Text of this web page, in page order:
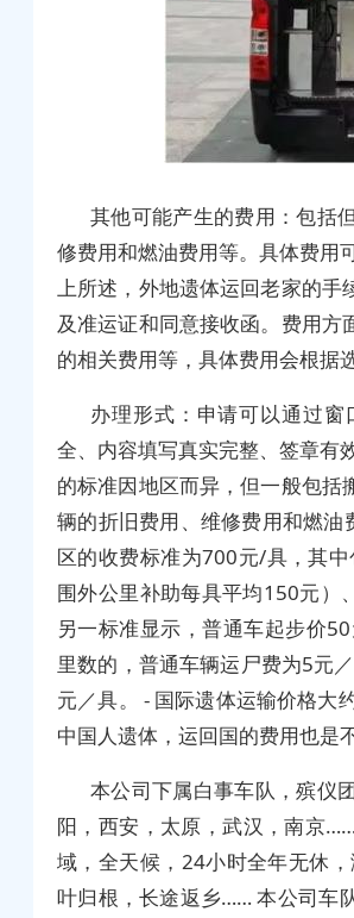
其他可能产生的费用：包括
修费用和燃油费用等。具体费用
上所述，外地遗体运回老家的手
及准运证和同意接收函。费用方
的相关费用等，具体费用会根据
办理形式：申请可以通过
全、内容填写真实完整、签章有
的标准因地区而异，但一般包
辆的折旧费用、维修费用和燃
区的收费标准为700元/具，其
围外公里补助每具平均150元
另一标准显示，普通车起步价
里数的，普通车辆运尸费为5元
元／具。 - 国际遗体运输价格大
中国人遗体，运回国的费用也是
本公司下属白事车队，殡仪
阳，西安，太原，武汉，南京
域，全天候，24小时全年无休
叶归根，长途返乡…… 本公司车